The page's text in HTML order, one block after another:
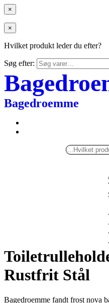
×
×
Hvilket produkt leder du efter?
Søg efter:
Bagedroemme
Rustfrit Stål
Bagedroemme fandt frost nova